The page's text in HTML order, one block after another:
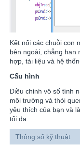
Kết nối các chuỗi con
bên ngoài, chẳng hạn
hợp, tài liệu và hệ
Cấu hình
Điều chỉnh vô số tính
môi trường và thói
yêu thích của bạn và
tối đa.
Thông số kỹ thuật